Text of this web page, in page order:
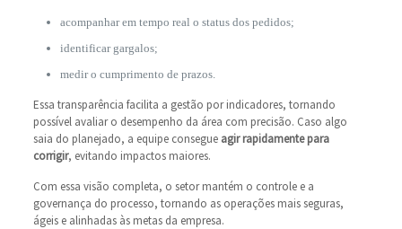
acompanhar em tempo real o status dos pedidos;
identificar gargalos;
medir o cumprimento de prazos.
Essa transparência facilita a gestão por indicadores, tornando
possível avaliar o desempenho da área com precisão. Caso algo
saia do planejado, a equipe consegue agir rapidamente para
corrigir, evitando impactos maiores.
Com essa visão completa, o setor mantém o controle e a
governança do processo, tornando as operações mais seguras,
ágeis e alinhadas às metas da empresa.